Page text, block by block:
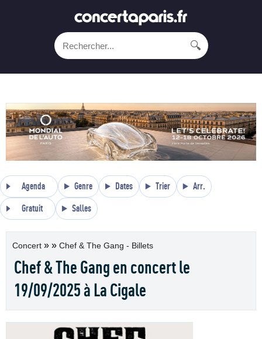
🔍
Agenda Genre Dates Trier Arr.
Gratuit Salles
Concert » » Chef & The Gang - Billets
Chef & The Gang en concert le
19/09/2025 à La Cigale